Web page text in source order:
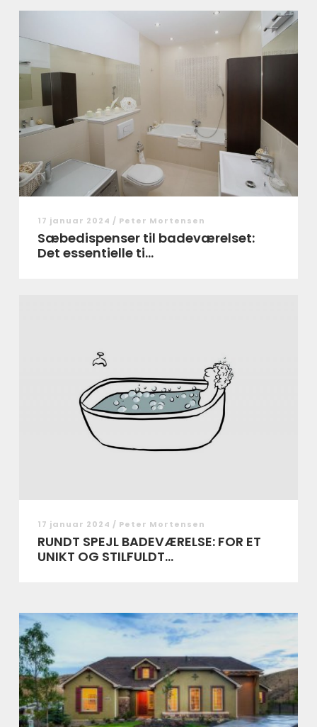
17 januar 2024 / Peter Mortensen
Sæbedispenser til badeværelset:
Det essentielle ti...
17 januar 2024 / Peter Mortensen
RUNDT SPEJL BADEVÆRELSE: FOR ET
UNIKT OG STILFULDT...